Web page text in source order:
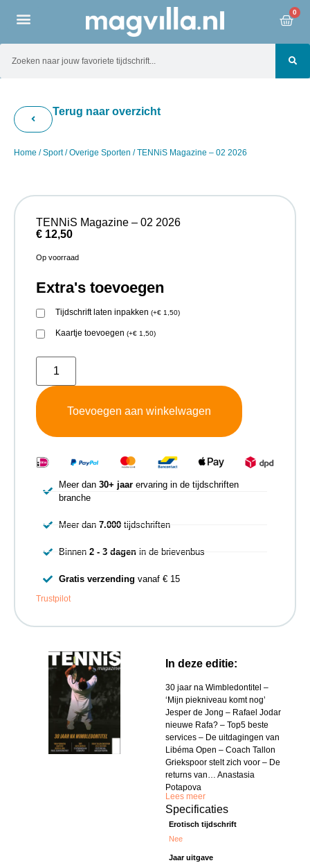
0
Terug naar overzicht
Home /Sport/Overige Sporten / TENNiS Magazine – 02 2026
In deze editie:
30 jaar na Wimbledontitel –
‘Mijn piekniveau komt nog’
Jesper de Jong – Rafael Jodar
nieuwe Rafa? – Top5 beste
services – De uitdagingen van
Libéma Open – Coach Tallon
Griekspoor stelt zich voor – De
returns van… Anastasia
Potapova
Lees meer
Specificaties
Erotisch tijdschrift
Nee
Jaar uitgave
TENNiS Magazine – 02 2026
€ 12,50
Op voorraad
Extra's toevoegen
Tijdschrift laten inpakken (+€ 1,50)
Kaartje toevoegen (+€ 1,50)
Toevoegen aan winkelwagen
Meer dan 30+ jaarervaring in de tijdschriften
branche
Meer dan 7.000tijdschriften
Binnen 2 - 3 dagenin de brievenbus
Gratis verzending vanaf € 15
Trustpilot